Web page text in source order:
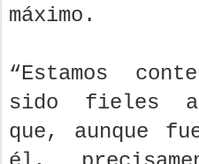
máximo.
“Estamos
sido fieles a
que, aunque